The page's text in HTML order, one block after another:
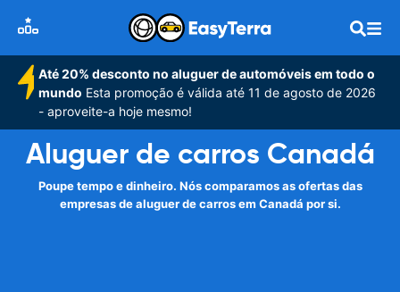
Até 20% desconto no aluguer de automóveis em todo o
mundo Esta promoção é válida até 11 de agosto de 2026
- aproveite-a hoje mesmo!
Aluguer de carros Canadá
Poupe tempo e dinheiro. Nós comparamos as ofertas das
empresas de aluguer de carros em Canadá por si.